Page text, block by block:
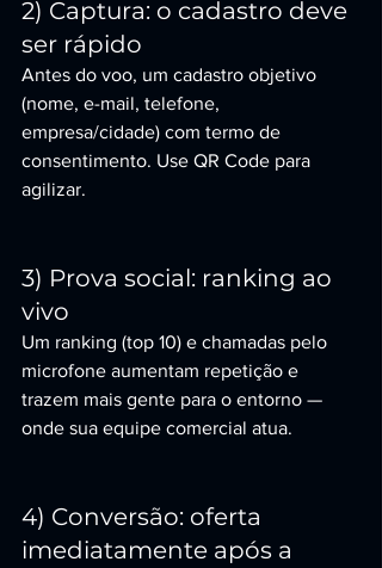
2) Captura: o cadastro deve
ser rápido
Antes do voo, um cadastro objetivo
(nome, e-mail, telefone,
empresa/cidade) com termo de
consentimento. Use QR Code para
agilizar.
3) Prova social: ranking ao
vivo
Um ranking (top 10) e chamadas pelo
microfone aumentam repetição e
trazem mais gente para o entorno —
onde sua equipe comercial atua.
4) Conversão: oferta
imediatamente após a